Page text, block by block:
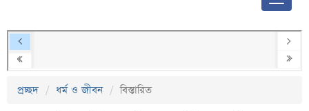
প্রচ্ছদ ধর্ম ও জীবন বিস্তারিত